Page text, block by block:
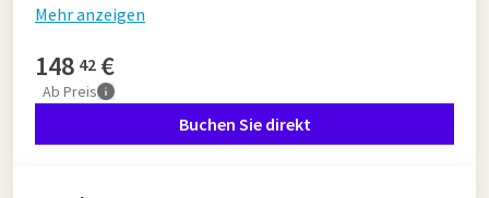
Mehr anzeigen
148 42 €
Ab Preis
Buchen Sie direkt